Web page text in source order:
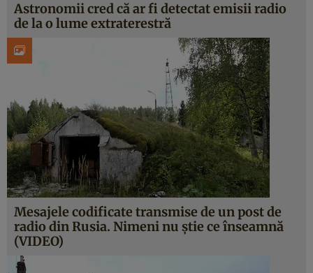
Astronomii cred că ar fi detectat emisii radio
de la o lume extraterestră
Mesajele codificate transmise de un post de
radio din Rusia. Nimeni nu ştie ce înseamnă
(VIDEO)